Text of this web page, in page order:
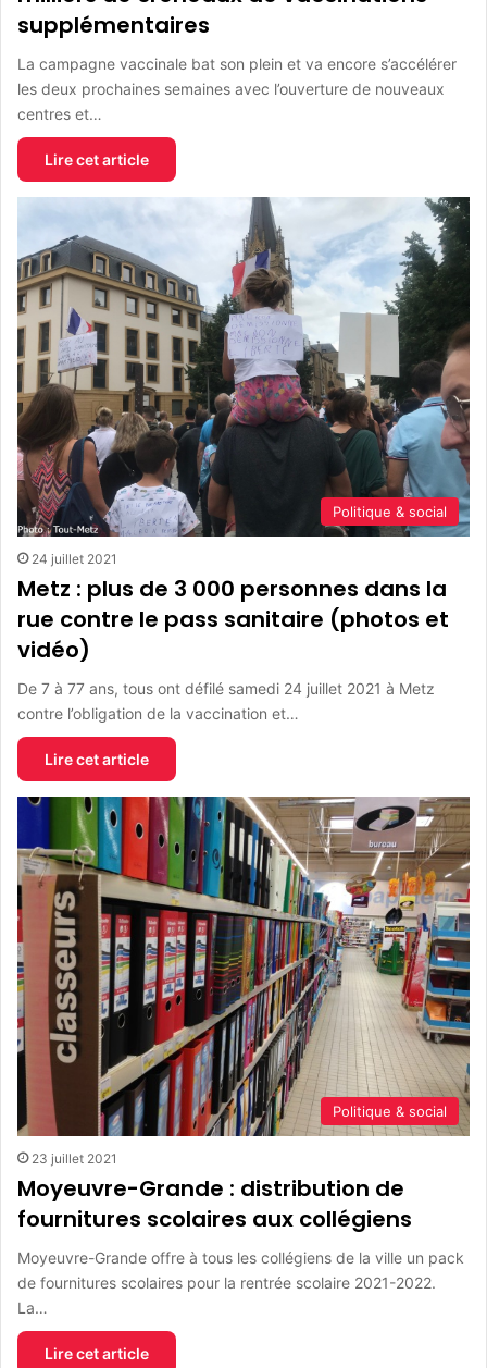
supplémentaires
La campagne vaccinale bat son plein et va encore s’accélérer
les deux prochaines semaines avec l’ouverture de nouveaux
centres et…
Lire cet article
Politique & social
24 juillet 2021
Metz : plus de 3 000 personnes dans la
rue contre le pass sanitaire (photos et
vidéo)
De 7 à 77 ans, tous ont défilé samedi 24 juillet 2021 à Metz
contre l’obligation de la vaccination et…
Lire cet article
Politique & social
23 juillet 2021
Moyeuvre-Grande : distribution de
fournitures scolaires aux collégiens
Moyeuvre-Grande offre à tous les collégiens de la ville un pack
de fournitures scolaires pour la rentrée scolaire 2021-2022.
La…
Lire cet article